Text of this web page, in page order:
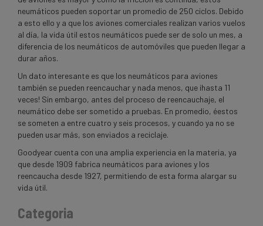
neumáticos pueden soportar un promedio de 250 ciclos. Debido
a esto ello y a que los aviones comerciales realizan varios vuelos
al día, la vida útil estos neumáticos puede ser de solo un mes, a
diferencia de los neumáticos de automóviles que pueden llegar a
durar años.
Un dato interesante es que los neumáticos para aviones
también se pueden reencauchar y nada menos, que ¡hasta 11
veces! Sin embargo, antes del proceso de reencauchaje, el
neumático debe ser sometido a pruebas. En promedio, éestos
se someten a entre cuatro y seis procesos, y cuando ya no se
pueden usar más, son enviados a reciclaje.
Goodyear cuenta con una amplia experiencia en la materia, ya
que desde 1909 fabrica neumáticos para aviones y los
reencaucha desde 1927, permitiendo de esta forma alargar su
vida útil.
Categoria